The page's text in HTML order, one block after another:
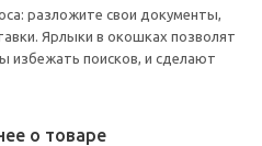
разложите свои документы,
Ярлыки в окошках позволят
избежать поисков, и сделают
о товаре